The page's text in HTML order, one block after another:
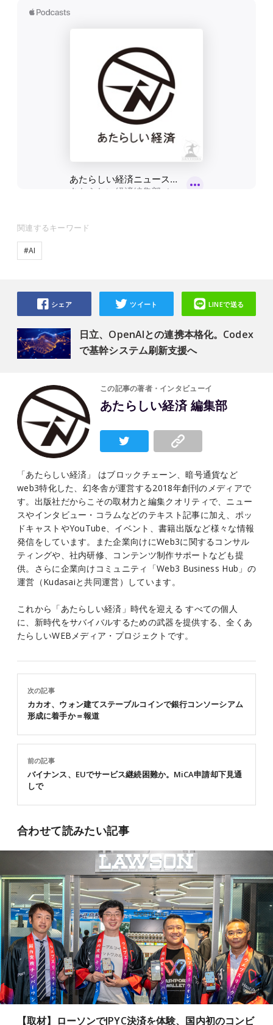
関連するキーワード
#AI
日立、OpenAIとの連携本格化。Codex
で基幹システム刷新支援へ
シェア ツイート LINEで送る
この記事の著者・インタビューイ
あたらしい経済 編集部
「あたらしい経済」 はブロックチェーン、暗号通貨など
web3特化した、幻冬舎が運営する2018年創刊のメディアで
す。出版社だからこその取材力と編集クオリティで、ニュー
スやインタビュー・コラムなどのテキスト記事に加え、ポッ
ドキャストやYouTube、イベント、書籍出版など様々な情報
発信をしています。また企業向けにWeb3に関するコンサル
ティングや、社内研修、コンテンツ制作サポートなども提
供。さらに企業向けコミュニティ「Web3 Business Hub」の
運営（Kudasaiと共同運営）しています。
これから「あたらしい経済」時代を迎える すべての個人
に、新時代をサバイバルするための武器を提供する、全くあ
たらしいWEBメディア・プロジェクトです。
前の記事
バイナンス、EUでサービス継続困難か。MiCA申請却下見通
しで
次の記事
カカオ、ウォン建てステーブルコインで銀行コンソーシアム
形成に着手か＝報道
合わせて読みたい記事
【取材】ローソンでJPYC決済を体験、国内初のコンビ